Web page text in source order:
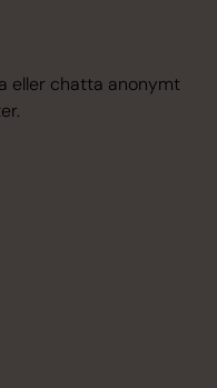
eller chatta anonymt